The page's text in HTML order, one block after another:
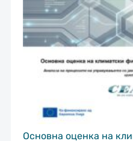
Основна оценка на